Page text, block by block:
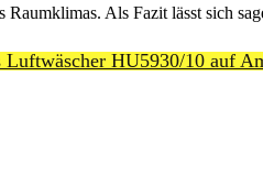
Raumklimas. Als Fazit lässt sich
HU5930/10 auf